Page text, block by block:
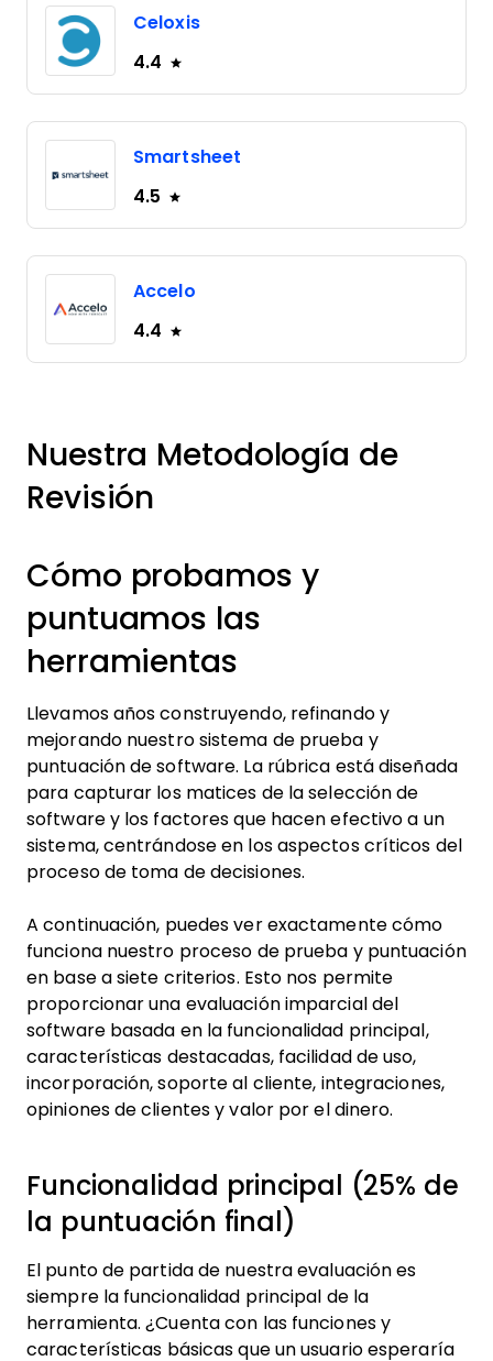
Celoxis
4.4
Smartsheet
4.5
Accelo
4.4
Nuestra Metodología de
Revisión
Cómo probamos y
puntuamos las
herramientas
Llevamos años construyendo, refinando y
mejorando nuestro sistema de prueba y
puntuación de software. La rúbrica está diseñada
para capturar los matices de la selección de
software y los factores que hacen efectivo a un
sistema, centrándose en los aspectos críticos del
proceso de toma de decisiones.
A continuación, puedes ver exactamente cómo
funciona nuestro proceso de prueba y puntuación
en base a siete criterios. Esto nos permite
proporcionar una evaluación imparcial del
software basada en la funcionalidad principal,
características destacadas, facilidad de uso,
incorporación, soporte al cliente, integraciones,
opiniones de clientes y valor por el dinero.
Funcionalidad principal (25% de
la puntuación final)
El punto de partida de nuestra evaluación es
siempre la funcionalidad principal de la
herramienta. ¿Cuenta con las funciones y
características básicas que un usuario esperaría